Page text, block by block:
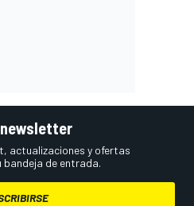
actualizaciones y ofertas
de entrada.